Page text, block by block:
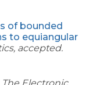
of bounded
to equiangular
accepted.
The Electronic